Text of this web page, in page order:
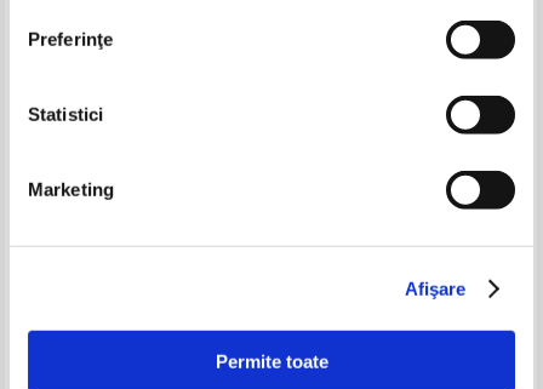
Preferinţe
Statistici
Marketing
Afişare
Permite toate
(repovestire de Louise Stowell)
Adaugă în coș
-30%